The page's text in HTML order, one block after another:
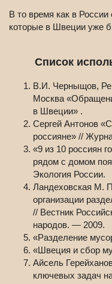
В то время как в
которые в Швеции уже
Список
В.И. Черныщов,
Москва
в Швеции» .
Сергей Антонов
россияне» //
«9 из 10 россиян
рядом с домом
Экология России.
Ландеховская М.
организации
// Вестник
народов. — 2009.
«Разделение
«Швеция и сбор
Айсель
ключевых задач